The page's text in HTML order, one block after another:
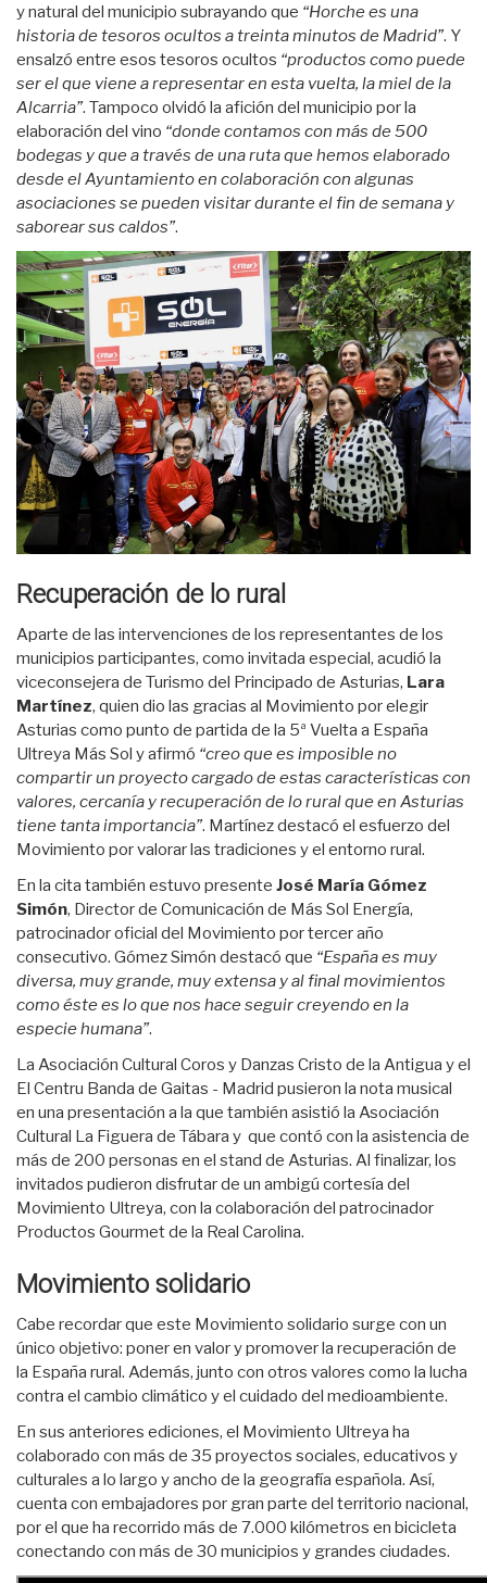
y natural del municipio subrayando que “Horche es una
historia de tesoros ocultos a treinta minutos de Madrid”. Y
ensalzó entre esos tesoros ocultos “productos como puede
ser el que viene a representar en esta vuelta, la miel de la
Alcarria”. Tampoco olvidó la afición del municipio por la
elaboración del vino “donde contamos con más de 500
bodegas y que a través de una ruta que hemos elaborado
desde el Ayuntamiento en colaboración con algunas
asociaciones se pueden visitar durante el fin de semana y
saborear sus caldos”.
Recuperación de lo rural
Aparte de las intervenciones de los representantes de los
municipios participantes, como invitada especial, acudió la
viceconsejera de Turismo del Principado de Asturias, Lara
Martínez, quien dio las gracias al Movimiento por elegir
Asturias como punto de partida de la 5ª Vuelta a España
Ultreya Más Sol y afirmó “creo que es imposible no
compartir un proyecto cargado de estas características con
valores, cercanía y recuperación de lo rural que en Asturias
tiene tanta importancia”. Martínez destacó el esfuerzo del
Movimiento por valorar las tradiciones y el entorno rural.
En la cita también estuvo presente José María Gómez
Simón, Director de Comunicación de Más Sol Energía,
patrocinador oficial del Movimiento por tercer año
consecutivo. Gómez Simón destacó que “España es muy
diversa, muy grande, muy extensa y al final movimientos
como éste es lo que nos hace seguir creyendo en la
especie humana”.
La Asociación Cultural Coros y Danzas Cristo de la Antigua y el
El Centru Banda de Gaitas - Madrid pusieron la nota musical
en una presentación a la que también asistió la Asociación
Cultural La Figuera de Tábara y que contó con la asistencia de
más de 200 personas en el stand de Asturias. Al finalizar, los
invitados pudieron disfrutar de un ambigú cortesía del
Movimiento Ultreya, con la colaboración del patrocinador
Productos Gourmet de la Real Carolina.
Movimiento solidario
Cabe recordar que este Movimiento solidario surge con un
único objetivo: poner en valor y promover la recuperación de
la España rural. Además, junto con otros valores como la lucha
contra el cambio climático y el cuidado del medioambiente.
En sus anteriores ediciones, el Movimiento Ultreya ha
colaborado con más de 35 proyectos sociales, educativos y
culturales a lo largo y ancho de la geografía española. Así,
cuenta con embajadores por gran parte del territorio nacional,
por el que ha recorrido más de 7.000 kilómetros en bicicleta
conectando con más de 30 municipios y grandes ciudades.